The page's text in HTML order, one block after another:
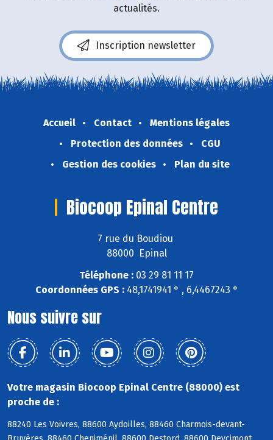
actualités.
Inscription newsletter
Accueil Contact
Mentions légales
Protection des données
CGU
Gestion des cookies
Plan du site
Biocoop Epinal Centre
7 rue du Boudiou
88000 Epinal
Téléphone : 03 29 81 11 17
Coordonnées GPS :48,1741941 ° , 6,4467243 °
Nous suivre sur
Votre magasin Biocoop Epinal Centre (88000) est
proche de :
88240 Les Voivres, 88600 Aydoilles, 88460 Charmois-devant-